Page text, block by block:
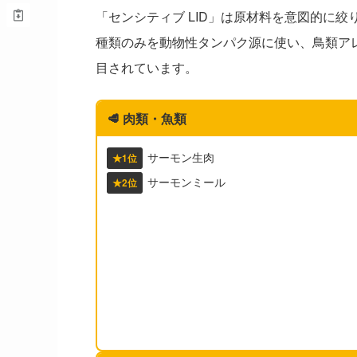
「センシティブ LID」は原材料を意図的に
種類のみを動物性タンパク源に使い、鳥類
目されています。
🥩 肉類・魚類
★1位 サーモン生肉
★2位 サーモンミール